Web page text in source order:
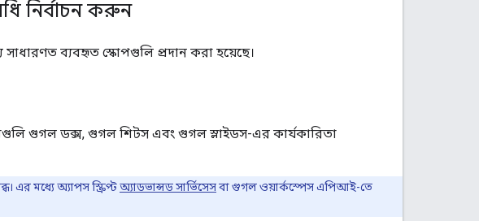
নির্বাচন করুন
ব্যবহৃত স্কোপগুলি প্রদান করা হয়েছে।
গুগল ডক্স, গুগল শিটস এবং গুগল স্লাইডস-এর কার্যকারিতা
এর মধ্যে অ্যাপস স্ক্রিপ্টঅ্যাডভান্সড সার্ভিসেসবা গুগল ওয়ার্কস্পেস এপিআই-তে